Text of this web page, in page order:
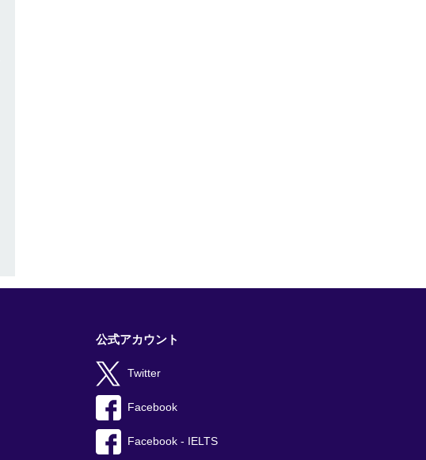
公式アカウント
Twitter
Facebook
Facebook - IELTS